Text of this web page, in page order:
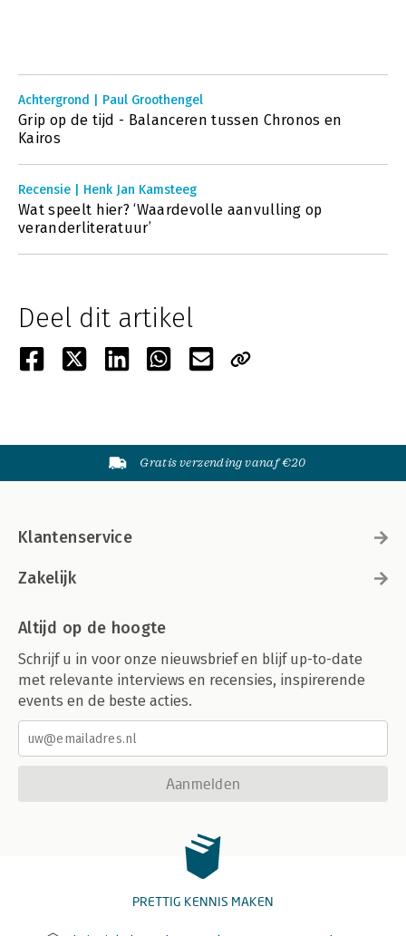
Achtergrond | Paul Groothengel
Grip op de tijd - Balanceren tussen Chronos en
Kairos
Recensie | Henk Jan Kamsteeg
Wat speelt hier? ‘Waardevolle aanvulling op
veranderliteratuur’
Deel dit artikel
Gratis verzending vanaf €20
Klantenservice
Zakelijk
Altijd op de hoogte
Schrijf u in voor onze nieuwsbrief en blijf up-to-date
met relevante interviews en recensies, inspirerende
events en de beste acties.
Aanmelden
PRETTIG KENNIS MAKEN